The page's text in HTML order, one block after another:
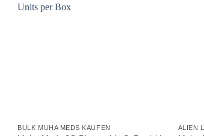
BULK MUHA MEDS KAUFEN ALIEN